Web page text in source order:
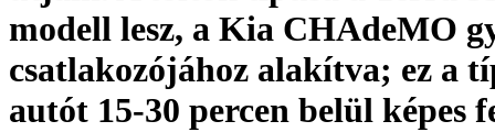
modell lesz, a Kia CHAdeMO
csatlakozójához alakítva; ez a
autót 15-30 percen belül képes